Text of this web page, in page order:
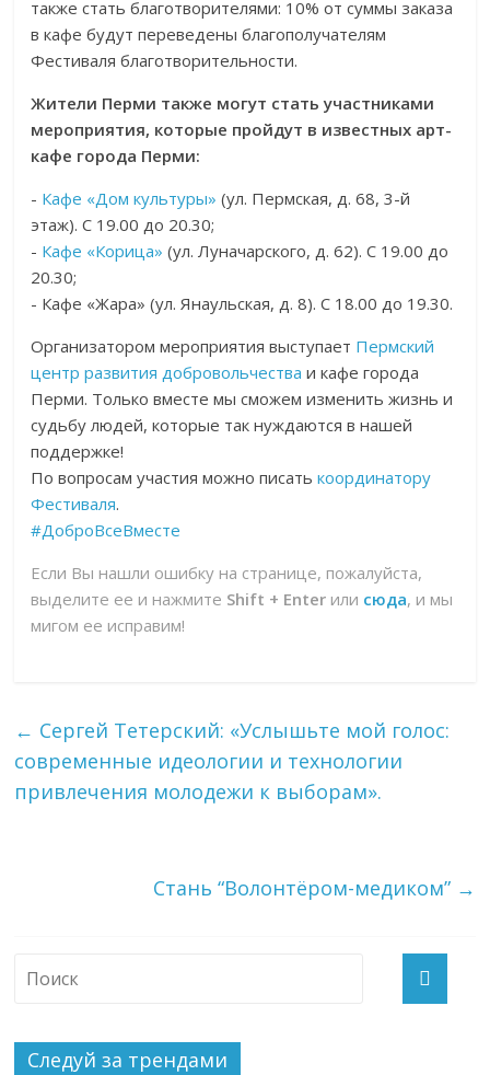
также стать благотворителями: 10% от суммы заказа
в кафе будут переведены благополучателям
Фестиваля благотворительности.
Жители Перми также могут стать участниками
мероприятия, которые пройдут в известных арт-
кафе города Перми:
- Кафе «Дом культуры» (ул. Пермская, д. 68, 3-й
этаж). С 19.00 до 20.30;
- Кафе «Корица» (ул. Луначарского, д. 62). С 19.00 до
20.30;
- Кафе «Жара» (ул. Янаульская, д. 8). С 18.00 до 19.30.
Организатором мероприятия выступает Пермский
центр развития добровольчества и кафе города
Перми. Только вместе мы сможем изменить жизнь и
судьбу людей, которые так нуждаются в нашей
поддержке!
По вопросам участия можно писатькоординатору
Фестиваля.
#ДоброВсеВместе
Если Вы нашли ошибку на странице, пожалуйста,
выделите ее и нажмите Shift + Enter или сюда, и мы
мигом ее исправим!
← Сергей Тетерский: «Услышьте мой голос:
современные идеологии и технологии
привлечения молодежи к выборам».
Стань “Волонтёром-медиком” →
Следуй за трендами